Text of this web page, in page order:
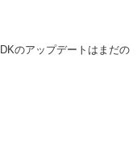
のアップデートはまだの